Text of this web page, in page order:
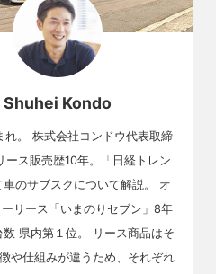
Shuhei Kondo
れ。 株式会社コンドウ代表取締
ース販売歴10年。「日経トレン
車のサブスクについて解説。 オ
ーリース「いまのりセブン」8年
県内第１位。 リース商品はそ
や仕組みが違うため、それぞれ